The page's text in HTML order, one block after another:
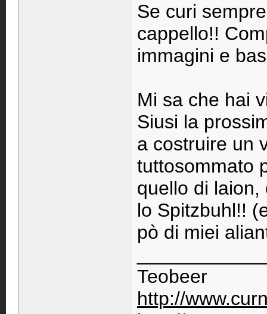
Se curi
cappello!!
immagini e
Mi sa che hai
Siusi la
a costruire un
tuttosommato
quello di
lo Spitzbuhl!!
pò di miei
Teobeer
http://